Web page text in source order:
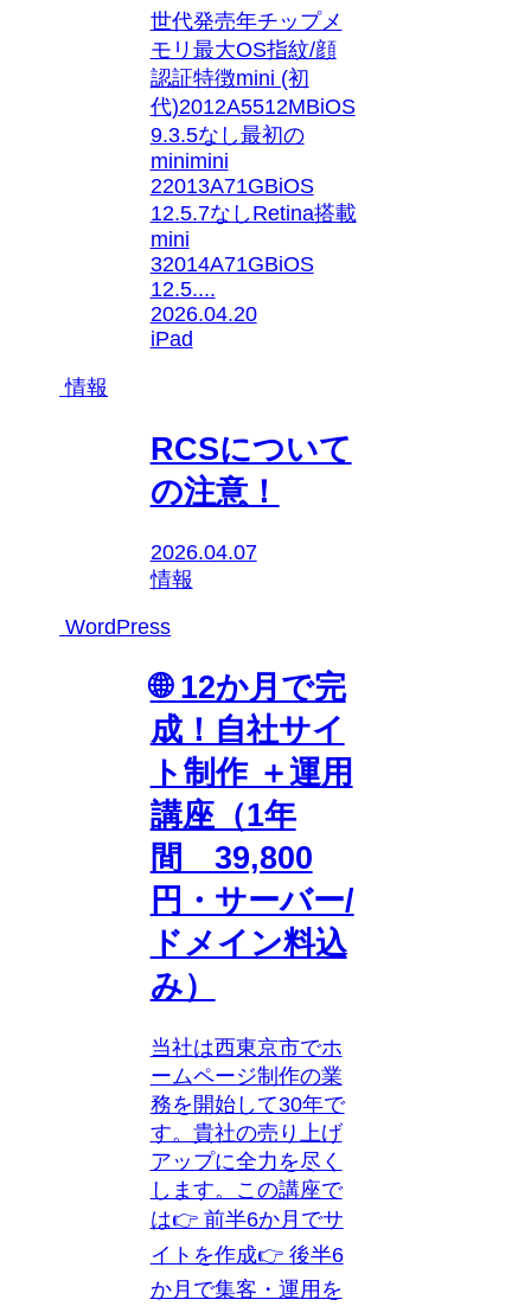
世代発売年チップメ
モリ最大OS指紋/顔
認証特徴mini (初
代)2012A5512MBiOS
9.3.5なし最初の
minimini
22013A71GBiOS
12.5.7なしRetina搭載
mini
32014A71GBiOS
12.5....
2026.04.20
iPad
情報
RCSについて
の注意！
2026.04.07
情報
WordPress
🌐 12か月で完
成！自社サイ
ト制作 ＋運用
講座（1年
間 39,800
円・サーバー/
ドメイン料込
み）
当社は西東京市でホ
ームページ制作の業
務を開始して30年で
す。貴社の売り上げ
アップに全力を尽く
します。この講座で
は👉 前半6か月でサ
イトを作成👉 後半6
か月で集客・運用を